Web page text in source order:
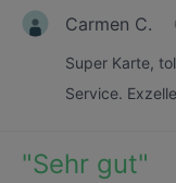
Carmen C.
Super Karte,
Service.
"Sehr gut"